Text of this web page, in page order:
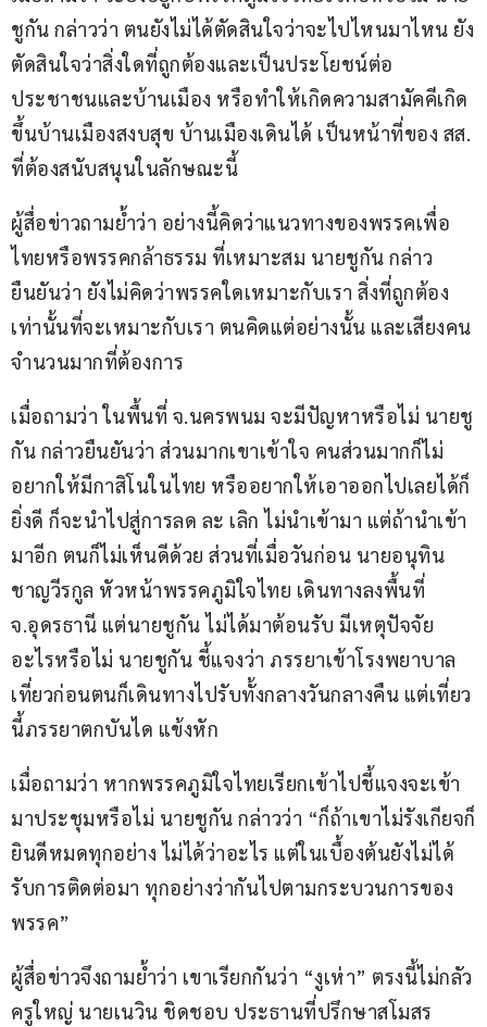
ชูกัน กล่าวว่า ตนยังไม่ได้ตัดสินใจว่าจะไปไหนมาไหน ยัง
ตัดสินใจว่าสิ่งใดที่ถูกต้องและเป็นประโยชน์ต่อ
ประชาชนและบ้านเมือง หรือทำให้เกิดความสามัคคีเกิด
ขึ้นบ้านเมืองสงบสุข บ้านเมืองเดินได้ เป็นหน้าที่ของ สส.
ที่ต้องสนับสนุนในลักษณะนี้
ผู้สื่อข่าวถามย้ำว่า อย่างนี้คิดว่าแนวทางของพรรคเพื่อ
ไทยหรือพรรคกล้าธรรม ที่เหมาะสม นายชูกัน กล่าว
ยืนยันว่า ยังไม่คิดว่าพรรคใดเหมาะกับเรา สิ่งที่ถูกต้อง
เท่านั้นที่จะเหมาะกับเรา ตนคิดแต่อย่างนั้น และเสียงคน
จำนวนมากที่ต้องการ
เมื่อถามว่า ในพื้นที่ จ.นครพนม จะมีปัญหาหรือไม่ นายชู
กัน กล่าวยืนยันว่า ส่วนมากเขาเข้าใจ คนส่วนมากก็ไม่
อยากให้มีกาสิโนในไทย หรืออยากให้เอาออกไปเลยได้ก็
ยิ่งดี ก็จะนำไปสู่การลด ละ เลิก ไม่นำเข้ามา แต่ถ้านำเข้า
มาอีก ตนก็ไม่เห็นดีด้วย ส่วนที่เมื่อวันก่อน นายอนุทิน
ชาญวีรกูล หัวหน้าพรรคภูมิใจไทย เดินทางลงพื้นที่
จ.อุดรธานี แต่นายชูกัน ไม่ได้มาต้อนรับ มีเหตุปัจจัย
อะไรหรือไม่ นายชูกัน ชี้แจงว่า ภรรยาเข้าโรงพยาบาล
เที่ยวก่อนตนก็เดินทางไปรับทั้งกลางวันกลางคืน แต่เที่ยว
นี้ภรรยาตกบันได แข้งหัก
เมื่อถามว่า หากพรรคภูมิใจไทยเรียกเข้าไปชี้แจงจะเข้า
มาประชุมหรือไม่ นายชูกัน กล่าวว่า “ก็ถ้าเขาไม่รังเกียจก็
ยินดีหมดทุกอย่าง ไม่ได้ว่าอะไร แต่ในเบื้องต้นยังไม่ได้
รับการติดต่อมา ทุกอย่างว่ากันไปตามกระบวนการของ
พรรค”
ผู้สื่อข่าวจึงถามย้ำว่า เขาเรียกกันว่า “งูเห่า” ตรงนี้ไม่กลัว
ครูใหญ่ นายเนวิน ชิดชอบ ประธานที่ปรึกษาสโมสร